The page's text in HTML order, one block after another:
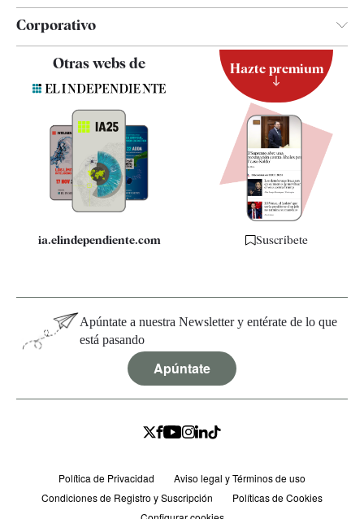
Corporativo
Contacto
Quiénes somos
Especificaciones
Otras webs de
ia.elindependiente.com
Hazte premium
Suscríbete
Apúntate a nuestra Newsletter y entérate de lo que
está pasando
Apúntate
Política de Privacidad
Aviso legal y Términos de uso
Condiciones de Registro y Suscripción
Políticas de Cookies